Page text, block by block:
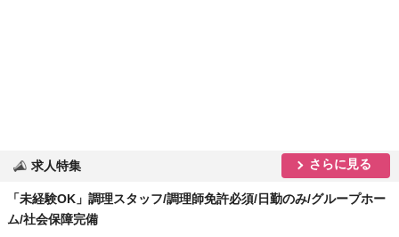
求人特集 さらに見る
「未経験OK」調理スタッフ/調理師免許必須/日勤のみ/グループホー
ム/社会保障完備